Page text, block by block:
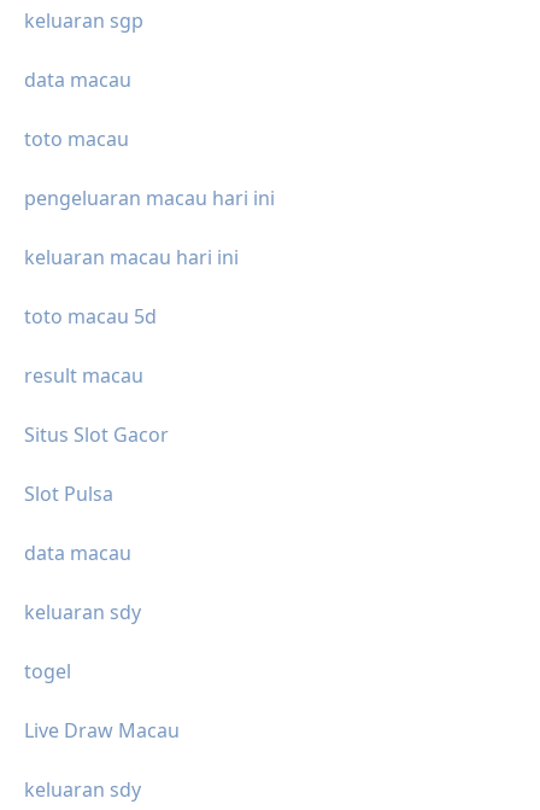
keluaran sgp
data macau
toto macau
pengeluaran macau hari ini
keluaran macau hari ini
toto macau 5d
result macau
Situs Slot Gacor
Slot Pulsa
data macau
keluaran sdy
togel
Live Draw Macau
keluaran sdy